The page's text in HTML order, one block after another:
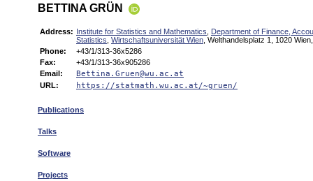
BETTINA GRÜN
Address: Institute for Statistics and Mathematics
Department of Finance,
Statistics Wirtschaftsuniversität Wien , Welthandelsplatz 1, 1020
Phone:
+43/1/313-36x5286
Fax:
+43/1/313-36x905286
Email:
Bettina.Gruen@wu.ac.at
URL: https://statmath.wu.ac.at/~gruen/
Publications
Talks
Software
Projects